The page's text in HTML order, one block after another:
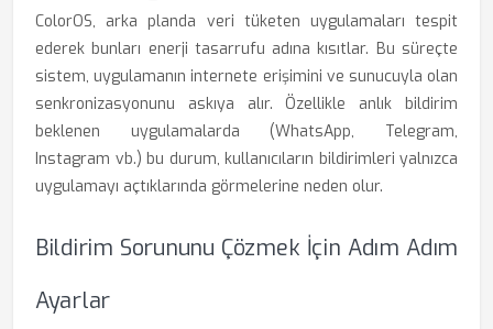
ColorOS, arka planda veri tüketen uygulamaları tespit
ederek bunları enerji tasarrufu adına kısıtlar. Bu süreçte
sistem, uygulamanın internete erişimini ve sunucuyla olan
senkronizasyonunu askıya alır. Özellikle anlık bildirim
beklenen uygulamalarda (WhatsApp, Telegram,
Instagram vb.) bu durum, kullanıcıların bildirimleri yalnızca
uygulamayı açtıklarında görmelerine neden olur.
Bildirim Sorununu Çözmek İçin Adım Adım
Ayarlar